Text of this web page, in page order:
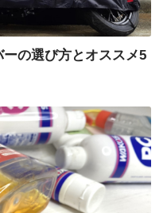
ーの選び方とオススメ5